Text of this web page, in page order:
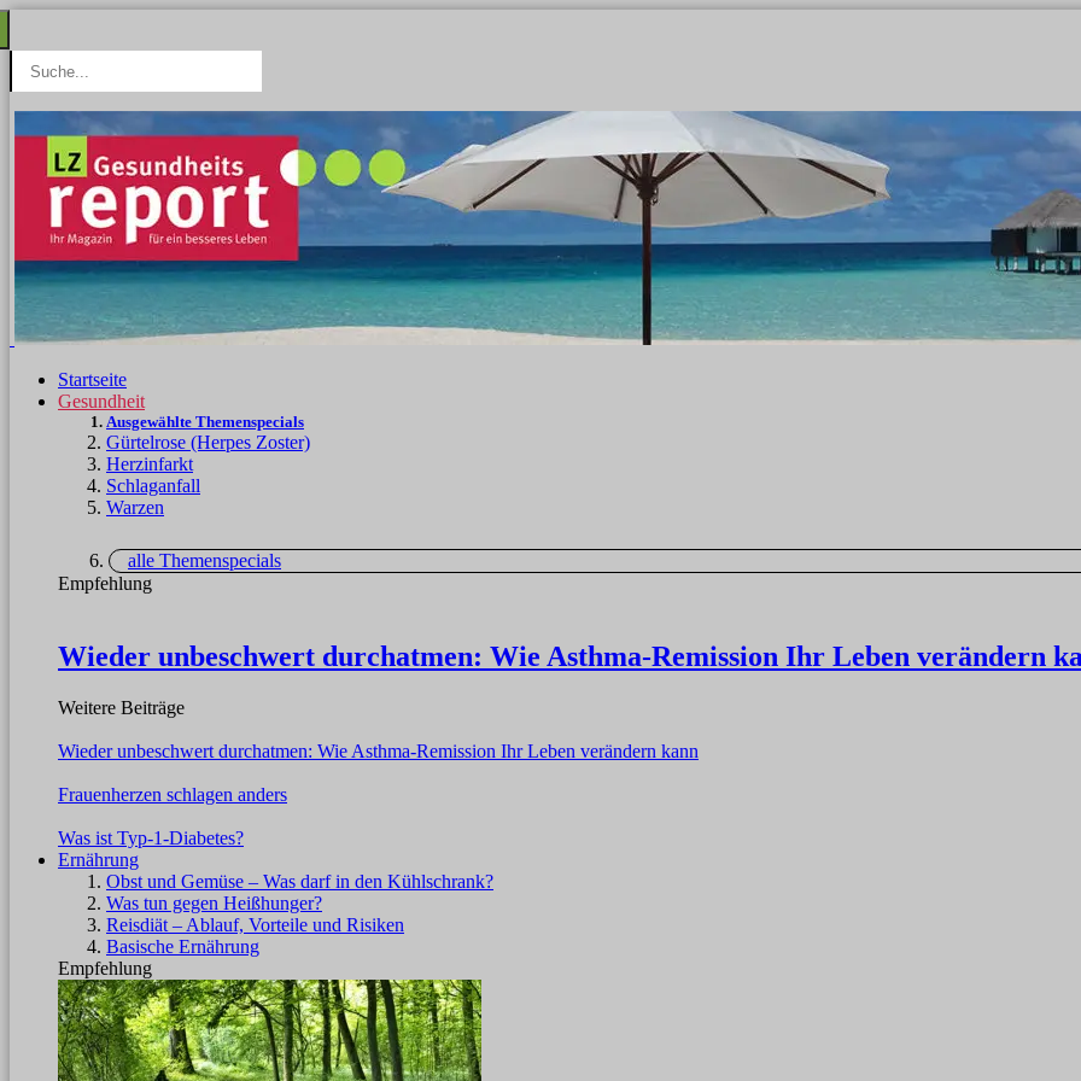
Startseite
Gesundheit
Ausgewählte Themenspecials
Gürtelrose (Herpes Zoster)
Herzinfarkt
Schlaganfall
Warzen
alle Themenspecials
Empfehlung
Wieder unbeschwert durchatmen: Wie Asthma-Remission Ihr Leben verändern
Weitere Beiträge
Wieder unbeschwert durchatmen: Wie Asthma-Remission Ihr Leben verändern kann
Frauenherzen schlagen anders
Was ist Typ-1-Diabetes?
Ernährung
Obst und Gemüse – Was darf in den Kühlschrank?
Was tun gegen Heißhunger?
Reisdiät – Ablauf, Vorteile und Risiken
Basische Ernährung
Empfehlung